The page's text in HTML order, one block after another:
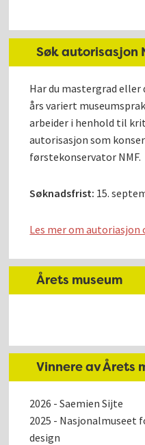
Søk autorisasjon
Har du mastergrad
års variert
arbeider i henhold til
autorisasjon som
førstekonservator NMF.
Søknadsfrist: 15.
Les mer om autoriasjon
Årets museum
Vinnere av Årets
2026 - Saemien Sijte
2025 - Nasjonalmuseet
design